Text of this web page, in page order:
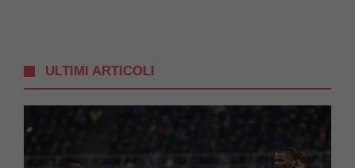
ULTIMI ARTICOLI